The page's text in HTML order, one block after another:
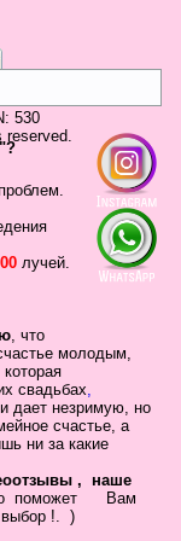
530
reserved.
лучей.
, что
молодым,
которая
свадьбах,
и дает незримую, но
счастье, а
ни за какие
, наше
поможет Вам
!. )